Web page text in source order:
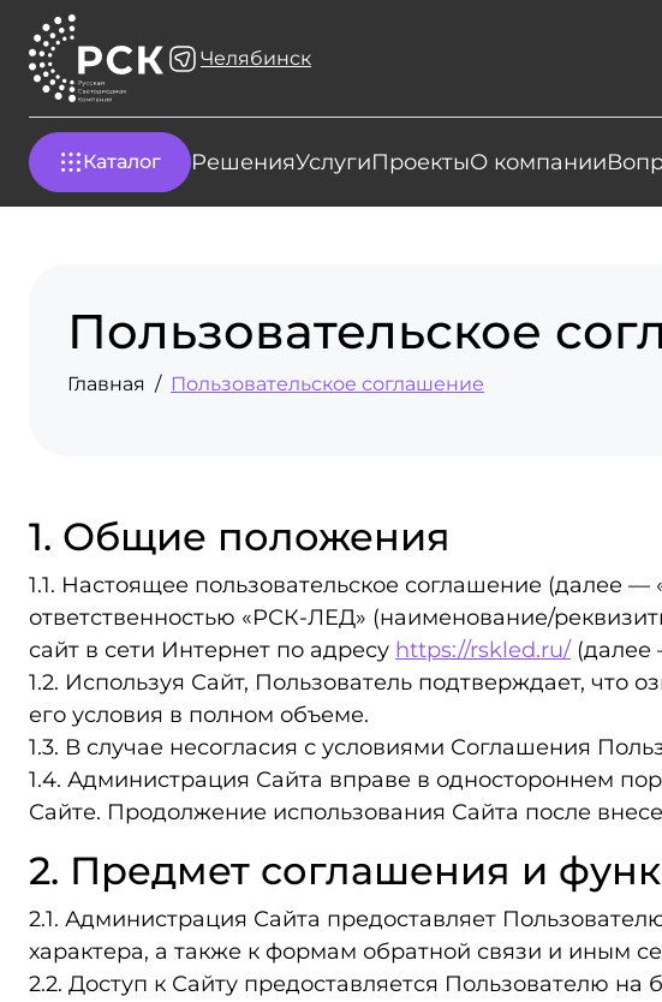
Челябинск
Каталог РешенияУслугиПроектыО компании
Пользовательское
Главная Пользовательское соглашение
1. Общие положения
1.1. Настоящее пользовательское соглашение (далее
ответственностью «РСК‑ЛЕД» (наименование/
сайт в сети Интернет по адресу https://rskled.ru/ (далее
1.2. Используя Сайт, Пользователь подтверждает,
его условия в полном объеме.
1.3. В случае несогласия с условиями Соглашения
1.4. Администрация Сайта вправе в одностороннем
Сайте. Продолжение использования Сайта после
2. Предмет соглашения и
2.1. Администрация Сайта предоставляет
характера, а также к формам обратной связи и иным
2.2. Доступ к Сайту предоставляется Пользователю